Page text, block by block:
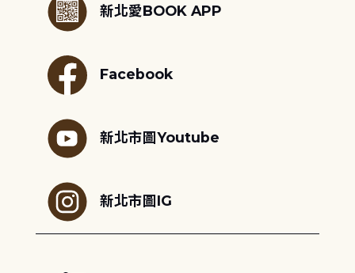
新北愛BOOK APP
Facebook
新北市圖Youtube
新北市圖IG